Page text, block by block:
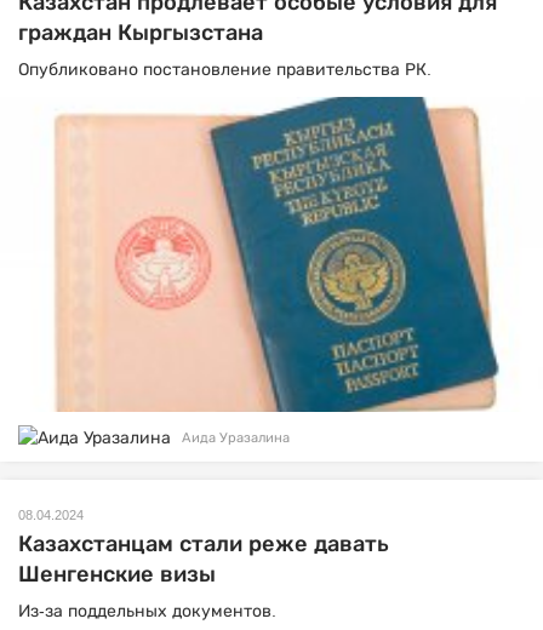
граждан Кыргызстана
Опубликовано постановление правительства РК.
Аида Уразалина
08.04.2024
Казахстанцам стали реже давать
Шенгенские визы
Из-за поддельных документов.